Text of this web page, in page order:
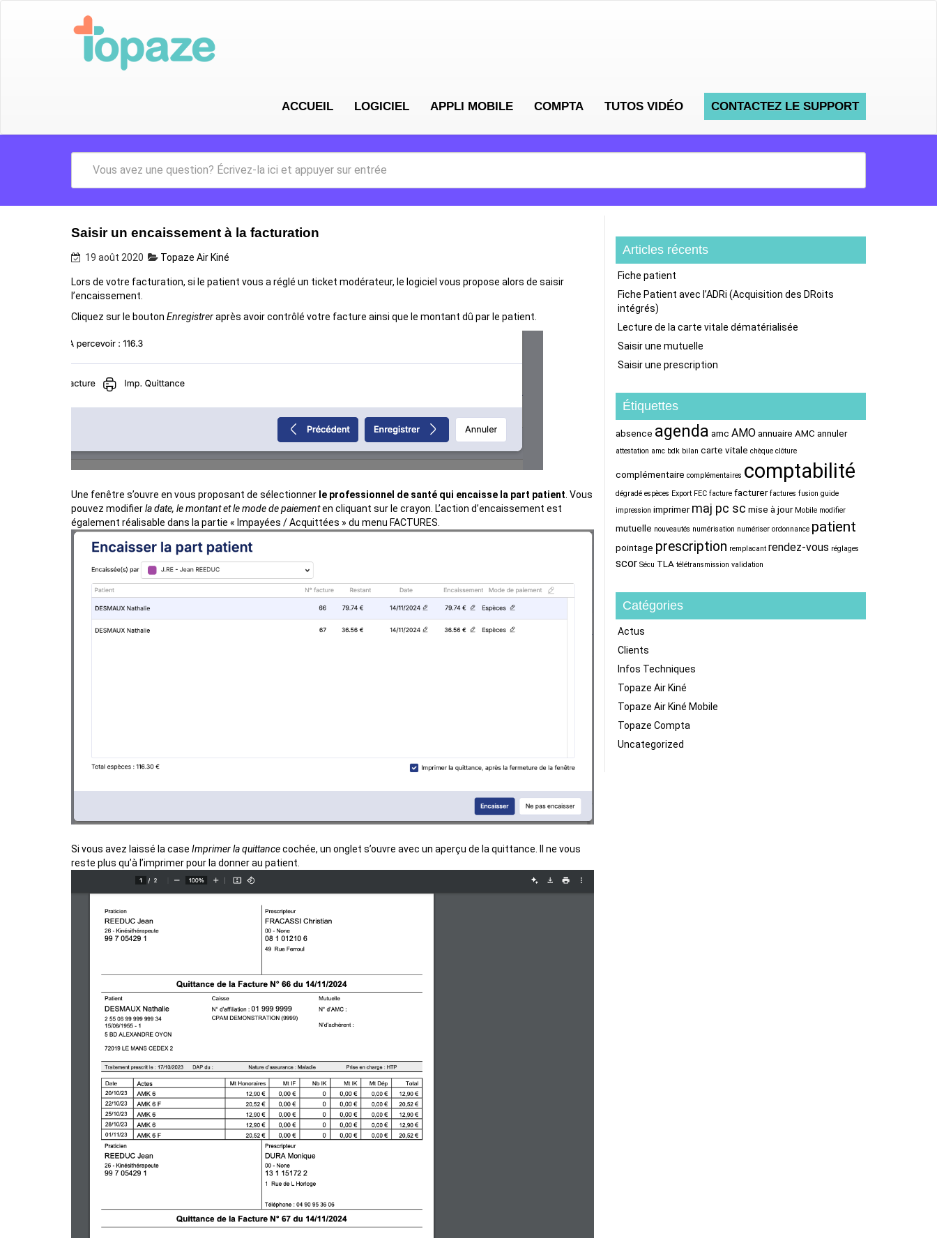
ACCUEIL LOGICIEL APPLI MOBILE COMPTA TUTOS VIDÉO CONTACTEZ LE SUPPORT
Saisir un encaissement à la facturation
19 août 2020 Topaze Air Kiné
Lors de votre facturation, si le patient vous a réglé un ticket modérateur, le logiciel vous propose alors de saisir
l’encaissement.
Cliquez sur le bouton Enregistreraprès avoir contrôlé votre facture ainsi que le montant dû par le patient.
Une fenêtre s’ouvre en vous proposant de sélectionner le professionnel de santé qui encaisse la part patient . Vous
pouvez modifierla date, le montant et le mode de paiementen cliquant sur le crayon. L’action d’encaissement est
également réalisable dans la partie « Impayées / Acquittées » du menu FACTURES.
Si vous avez laissé la case Imprimer la quittancecochée, un onglet s’ouvre avec un aperçu de la quittance. Il ne vous
reste plus qu’à l’imprimer pour la donner au patient.
Articles récents
Fiche patient
Fiche Patient avec l’ADRi (Acquisition des DRoits
intégrés)
Lecture de la carte vitale dématérialisée
Saisir une mutuelle
Saisir une prescription
Étiquettes
absence agenda amc AMOannuaire AMC annuler
attestation amc bdk bilan carte vitale chèque clôture
complémentaire complémentaires comptabilité
dégradé espèces Export FEC facture facturer factures fusion guide
impression imprimer maj pc sc mise à jour Mobile modifier
mutuelle nouveautés numérisation numériser ordonnance patient
pointage prescription remplacant rendez-vous réglages
scor Sécu TLA télétransmission validation
Catégories
Actus
Clients
Infos Techniques
Topaze Air Kiné
Topaze Air Kiné Mobile
Topaze Compta
Uncategorized